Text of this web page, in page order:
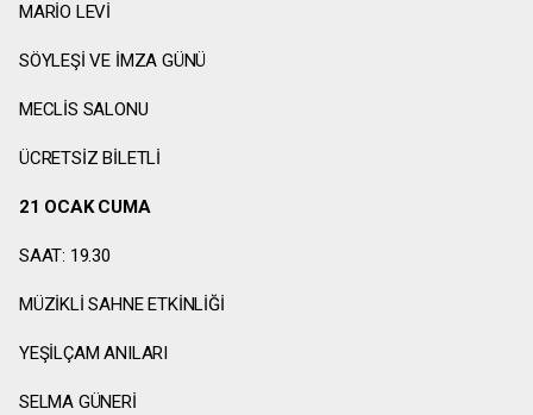
MARİO LEVİ
SÖYLEŞİ VE İMZA GÜNÜ
MECLİS SALONU
ÜCRETSİZ BİLETLİ
21 OCAK CUMA
SAAT: 19.30
MÜZİKLİ SAHNE ETKİNLİĞİ
YEŞİLÇAM ANILARI
SELMA GÜNERİ